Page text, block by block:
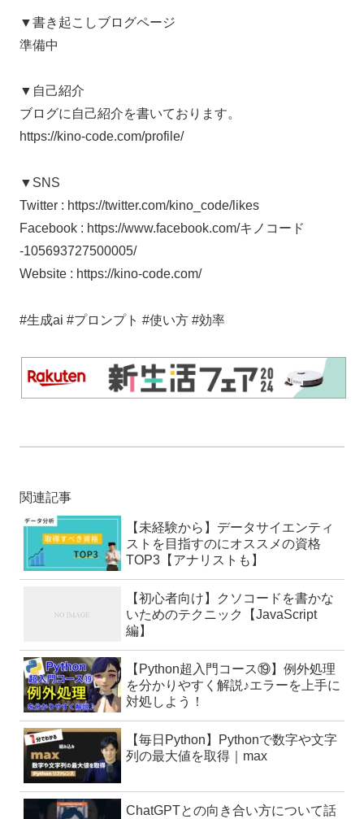
▼書き起こしブログページ
準備中
▼自己紹介
ブログに自己紹介を書いております。
https://kino-code.com/profile/
▼SNS
Twitter : https://twitter.com/kino_code/likes
Facebook : https://www.facebook.com/キノコード
-105693727500005/
Website : https://kino-code.com/
#生成ai #プロンプト #使い方 #効率
関連記事
【未経験から】データサイエンティ
ストを目指すのにオススメの資格
TOP3【アナリストも】
【初心者向け】クソコードを書かな
いためのテクニック【JavaScript
編】
【Python超入門コース⑲】例外処理
を分かりやすく解説♪エラーを上手に
対処しよう！
【毎日Python】Pythonで数字や文字
列の最大値を取得｜max
ChatGPTとの向き合い方について話